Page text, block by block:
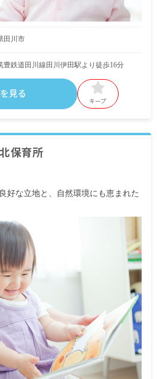
田川市
豊鉄道田川線田川伊田駅より徒歩16分
見る
キープ
保育所
好な立地と、自然環境にも恵まれた